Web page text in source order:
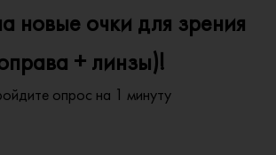
новые очки для зрения
+ линзы)!
опрос на 1 минуту